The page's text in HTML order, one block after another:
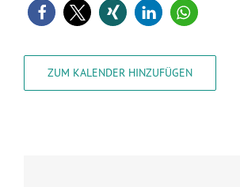
ZUM KALENDER HINZUFÜGEN